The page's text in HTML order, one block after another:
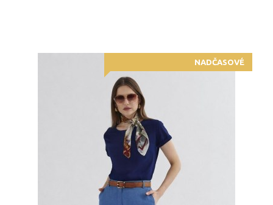
NADČASOVÉ